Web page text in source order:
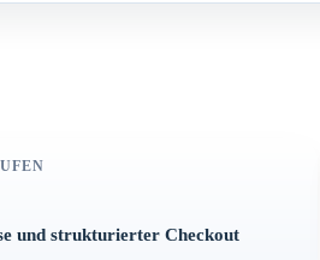
und strukturierter Checkout